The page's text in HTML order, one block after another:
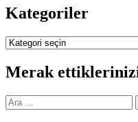
Kategoriler
Kategoriler
Merak
Arama: